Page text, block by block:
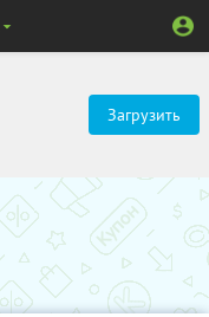
Загрузить